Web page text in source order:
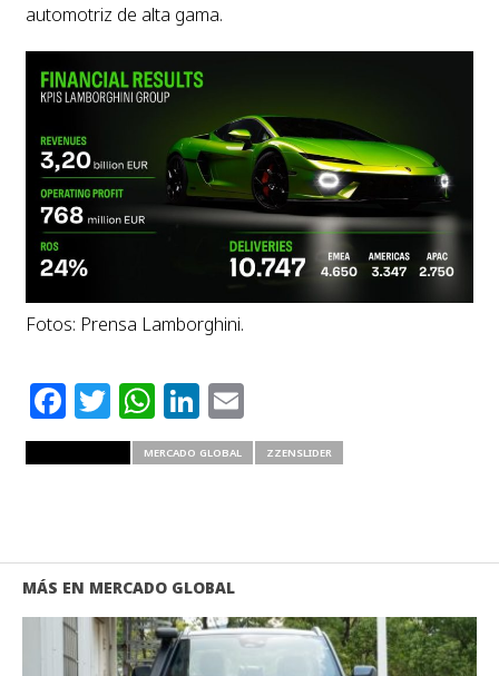
automotriz de alta gama.
Fotos: Prensa Lamborghini.
Facebook
Twitter
WhatsApp
LinkedIn
Email
MERCADO GLOBAL ZZENSLIDER
MÁS EN MERCADO GLOBAL